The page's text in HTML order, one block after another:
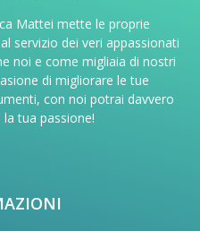
Mattei mette le proprie
servizio dei veri appassionati
noi e come migliaia di nostri
di migliorare le tue
con noi potrai davvero
tua passione!